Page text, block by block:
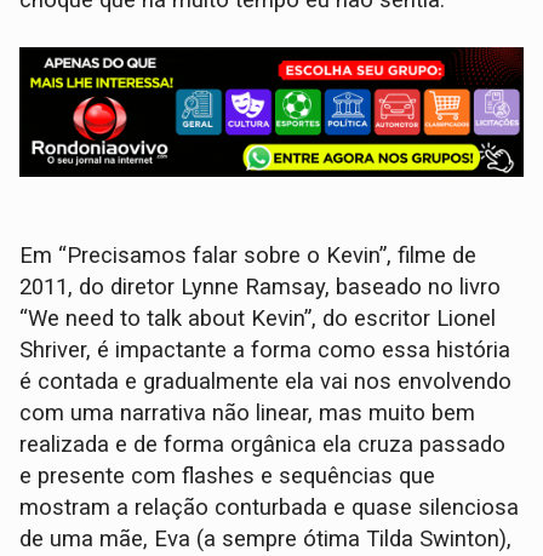
Em “Precisamos falar sobre o Kevin”, filme de
2011, do diretor Lynne Ramsay, baseado no livro
“We need to talk about Kevin”, do escritor Lionel
Shriver, é impactante a forma como essa história
é contada e gradualmente ela vai nos envolvendo
com uma narrativa não linear, mas muito bem
realizada e de forma orgânica ela cruza passado
e presente com flashes e sequências que
mostram a relação conturbada e quase silenciosa
de uma mãe, Eva (a sempre ótima Tilda Swinton),